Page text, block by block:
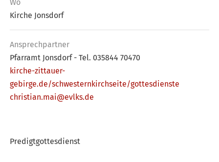
Wo
Kirche Jonsdorf
Ansprech­partner
Pfarramt Jonsdorf - Tel. 035844 70470
kirche-zittauer-
gebirge.de/schwesternkirchseite/gottesdienste
christian.mai@evlks.de
Predigtgottesdienst